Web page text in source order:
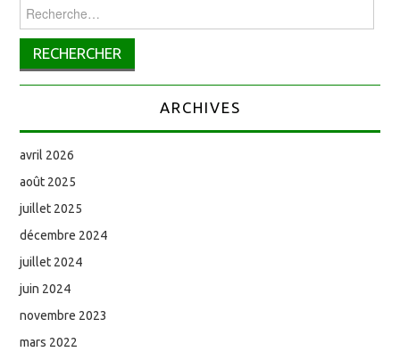
Rechercher :
ARCHIVES
avril 2026
août 2025
juillet 2025
décembre 2024
juillet 2024
juin 2024
novembre 2023
mars 2022